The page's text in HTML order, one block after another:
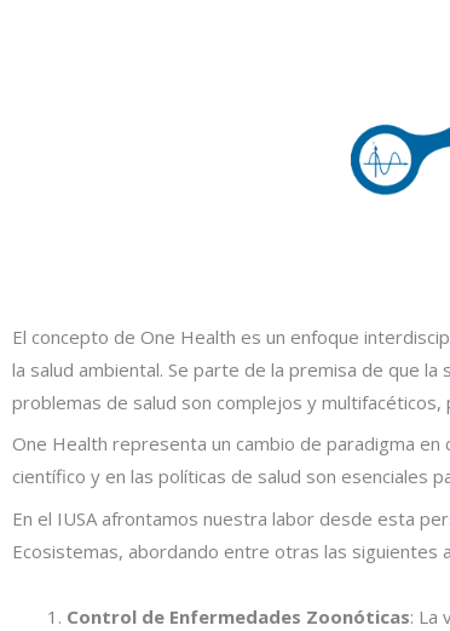
El concepto de One Health es un enfoque
la salud ambiental. Se parte de la premisa de que
problemas de salud son complejos y
One Health representa un cambio de paradigma
científico y en las políticas de salud son esenciales
En el IUSA afrontamos nuestra labor desde esta
Ecosistemas, abordando entre otras las siguientes
Control de Enfermedades Zoonóticas: La